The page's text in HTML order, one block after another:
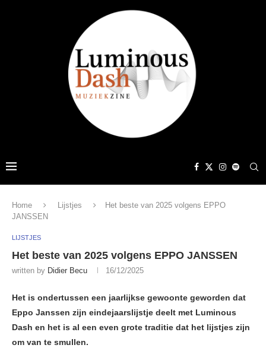
Home Lijstjes
Het beste van 2025 volgens EPPO
JANSSEN
LIJSTJES
Het beste van 2025 volgens EPPO JANSSEN
written by Didier Becu 16/12/2025
Het is ondertussen een jaarlijkse gewoonte geworden dat
Eppo Janssen zijn eindejaarslijstje deelt met Luminous
Dash en het is al een even grote traditie dat het lijstjes zijn
om van te smullen.